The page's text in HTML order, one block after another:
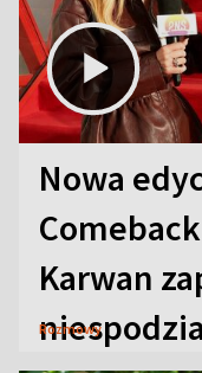
Nowa
Karwan
Rozmowy